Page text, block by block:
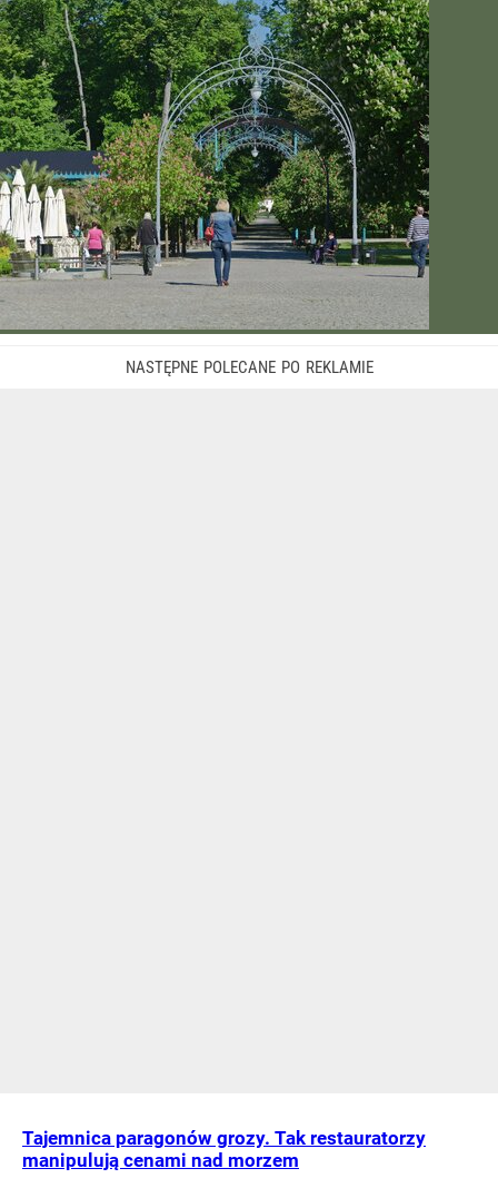
Tajemnica paragonów grozy. Tak restauratorzy
manipulują cenami nad morzem